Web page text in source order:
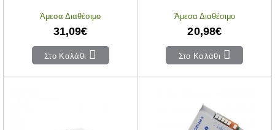
Άμεσα Διαθέσιμο
31,09€
Στο Καλάθι
Άμεσα Διαθέσιμο
20,98€
Στο Καλάθι